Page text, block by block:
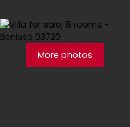
More photos